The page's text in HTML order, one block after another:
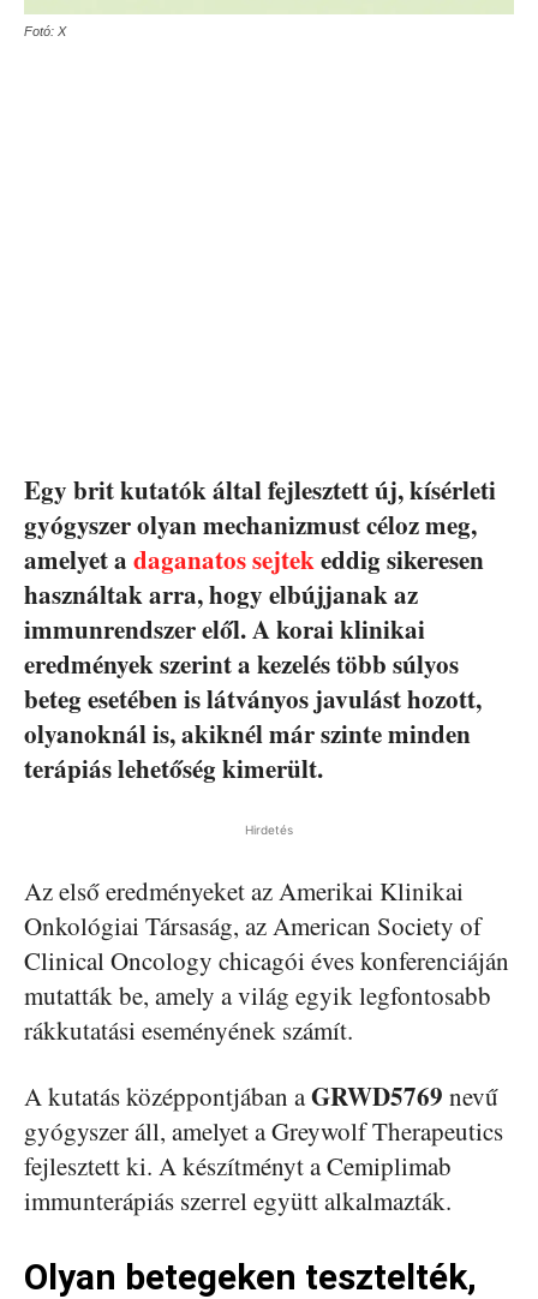
Fotó: X
Egy brit kutatók által fejlesztett új, kísérleti
gyógyszer olyan mechanizmust céloz meg,
amelyet a daganatos sejtekeddig sikeresen
használtak arra, hogy elbújjanak az
immunrendszer elől. A korai klinikai
eredmények szerint a kezelés több súlyos
beteg esetében is látványos javulást hozott,
olyanoknál is, akiknél már szinte minden
terápiás lehetőség kimerült.
Hirdetés
Az első eredményeket az Amerikai Klinikai
Onkológiai Társaság, az American Society of
Clinical Oncology chicagói éves konferenciáján
mutatták be, amely a világ egyik legfontosabb
rákkutatási eseményének számít.
A kutatás középpontjában aGRWD5769 nevű
gyógyszer áll, amelyet a Greywolf Therapeutics
fejlesztett ki. A készítményt a Cemiplimab
immunterápiás szerrel együtt alkalmazták.
Olyan betegeken tesztelték,